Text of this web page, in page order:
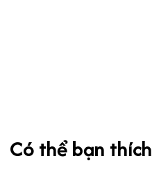
Có thể bạn thích